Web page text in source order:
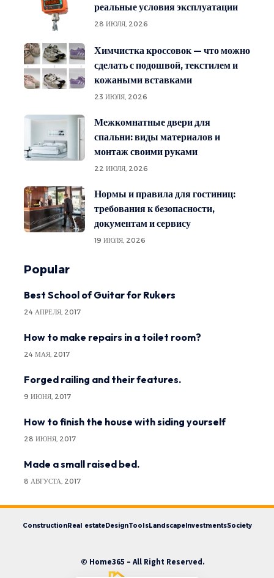
реальные условия эксплуатации
28 ИЮЛЯ, 2026
Химчистка кроссовок — что можно
сделать с подошвой, текстилем и
кожаными вставками
23 ИЮЛЯ, 2026
Межкомнатные двери для
спальни: виды материалов и
монтаж своими руками
22 ИЮЛЯ, 2026
Нормы и правила для гостиниц:
требования к безопасности,
документам и сервису
19 ИЮЛЯ, 2026
Popular
Best School of Guitar for Rukers
24 АПРЕЛЯ, 2017
How to make repairs in a toilet room?
24 МАЯ, 2017
Forged railing and their features.
9 ИЮНЯ, 2017
How to finish the house with siding yourself
28 ИЮНЯ, 2017
Made a small raised bed.
8 АВГУСТА, 2017
ConstructionReal estateDesignToolsLandscapeInvestmentsSociety
© Home365 – All Right Reserved.